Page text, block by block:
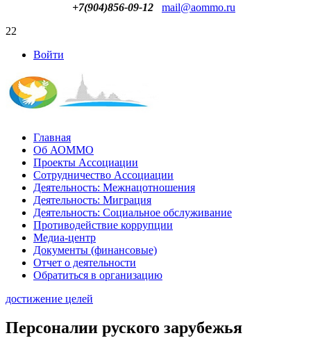
+7(904)856-09-12
mail@aommo.ru
22
Войти
Главная
Об АОММО
Проекты Ассоциации
Сотрудничество Ассоциации
Деятельность: Межнацотношения
Деятельность: Миграция
Деятельность: Социальное обслуживание
Противодействие коррупции
Медиа-центр
Документы (финансовые)
Отчет о деятельности
Обратиться в организацию
достижение целей
Персоналии руского зарубежья